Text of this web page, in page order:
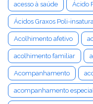
acesso à saúde Ácido
Ácidos Graxos Poli-
Acolhimento afetivo
acolhimento familiar
Acompanhamento
acompanhamento